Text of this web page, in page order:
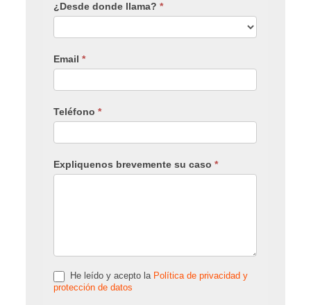
¿Desde donde llama?*
Email*
Teléfono*
Expliquenos brevemente su caso*
He leído y acepto la Política de privacidad y
protección de datos